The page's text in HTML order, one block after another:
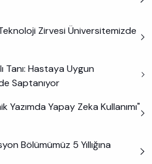
Zirvesi Üniversitemizde
Tanı: Hastaya Uygun
Saptanıyor
Yapay Zeka Kullanımı"
Bölümümüz 5 Yıllığına